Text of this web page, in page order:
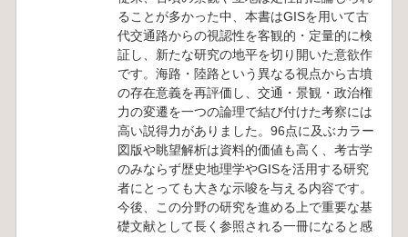
ることが多かった中、本書はGISを用いて古
代交通路からの視認性を客観的・定量的に検
証し、新たな研究の地平を切り開いた意欲作
です。海路・陸路という異なる視点から古墳
の存在意義を再評価し、交通・景観・政治権
力の変遷を一つの論理で結び付けた考察には
高い説得力がありました。96点に及ぶカラー
図版や眺望解析は資料的価値も高く、考古学
のみならず歴史地理学やGISを活用する研究
者にとっても大きな示唆を与える内容です。
今後、この分野の研究を進める上で重要な基
礎文献として長く参照される一冊になると感